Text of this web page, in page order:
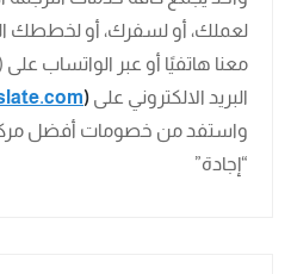
لعملك، أو لسفرك، أو لخططك
معنا هاتفيًا أو عبر الواتساب على (
البريد الالكتروني على (
واستفد من خصومات أفضل مركز
“إجادة”